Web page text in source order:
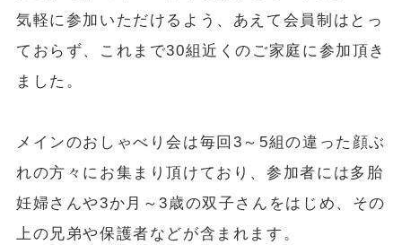
気軽に参加いただけるよう、あえて会員制はとっ
ておらず、これまで30組近くのご家庭に参加頂き
ました。
メインのおしゃべり会は毎回3～5組の違った顔ぶ
れの方々にお集まり頂けており、参加者には多胎
妊婦さんや3か月～3歳の双子さんをはじめ、その
上の兄弟や保護者などが含まれます。